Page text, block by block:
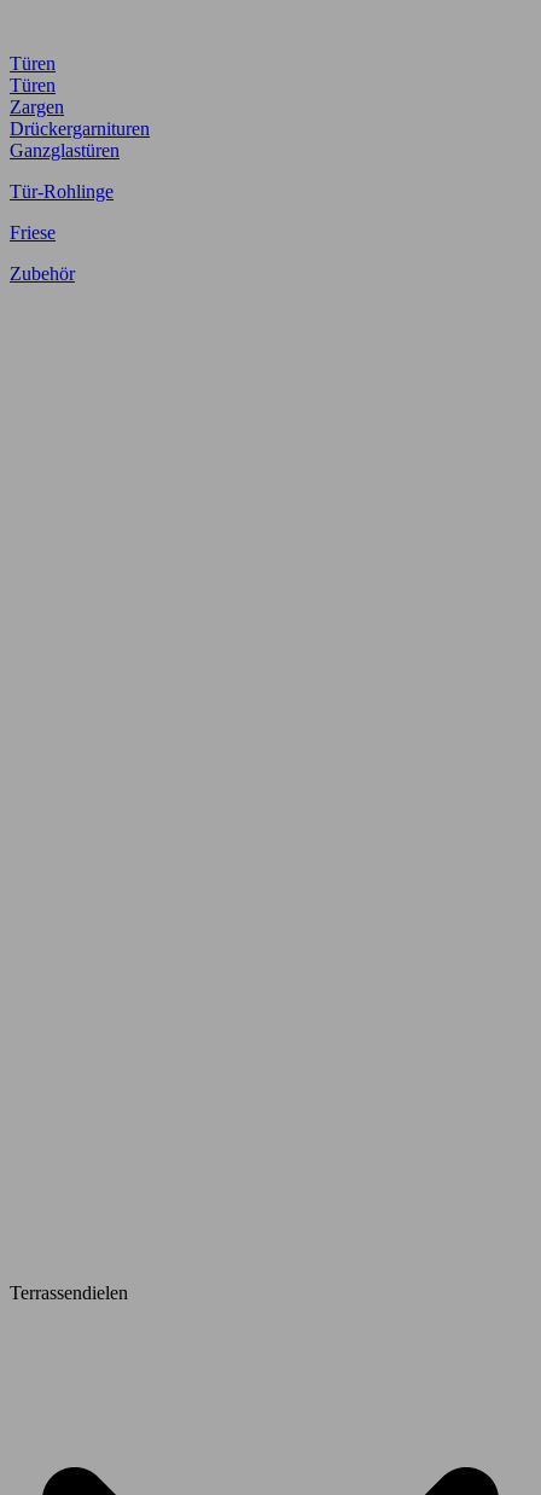
Türen
Türen
Zargen
Drückergarnituren
Ganzglastüren
Tür-Rohlinge
Friese
Zubehör
Terrassendielen